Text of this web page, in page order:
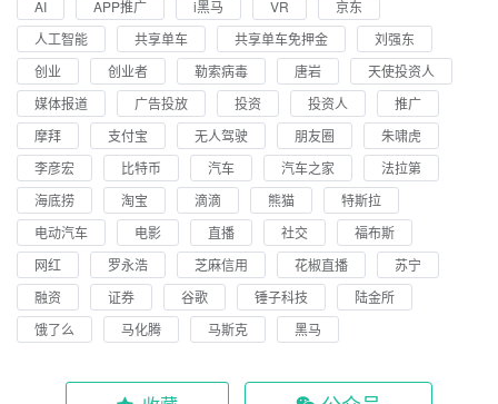
AI APP推广 i黑马 VR
京东
人工智能
共享单车 共享单车免押金
刘强东
创业
创业者 勒索病毒 唐岩
天使投资人
媒体报道
广告投放 投资 投资人
推广
摩拜
支付宝 无人驾驶 朋友圈
朱啸虎
李彦宏
比特币 汽车 汽车之家
法拉第
海底捞
淘宝 滴滴 熊猫
特斯拉
电动汽车
电影 直播 社交
福布斯
网红
罗永浩 芝麻信用 花椒直播
苏宁
融资
证券 谷歌 锤子科技
陆金所
饿了么
马化腾 马斯克 黑马